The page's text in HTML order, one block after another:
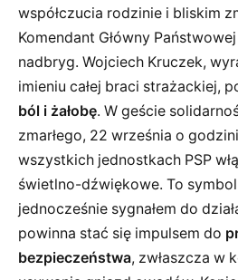
współczucia rodzinie i bliskim
Komendant Główny
nadbryg. Wojciech Kruczek,
imieniu całej braci strażackiej,
ból i żałobę. W geście
zmarłego, 22 września o
wszystkich jednostkach PSP
świetlno-dźwiękowe. To
jednocześnie sygnałem do
powinna stać się impulsem do
bezpieczeństwa, zwłaszcza w